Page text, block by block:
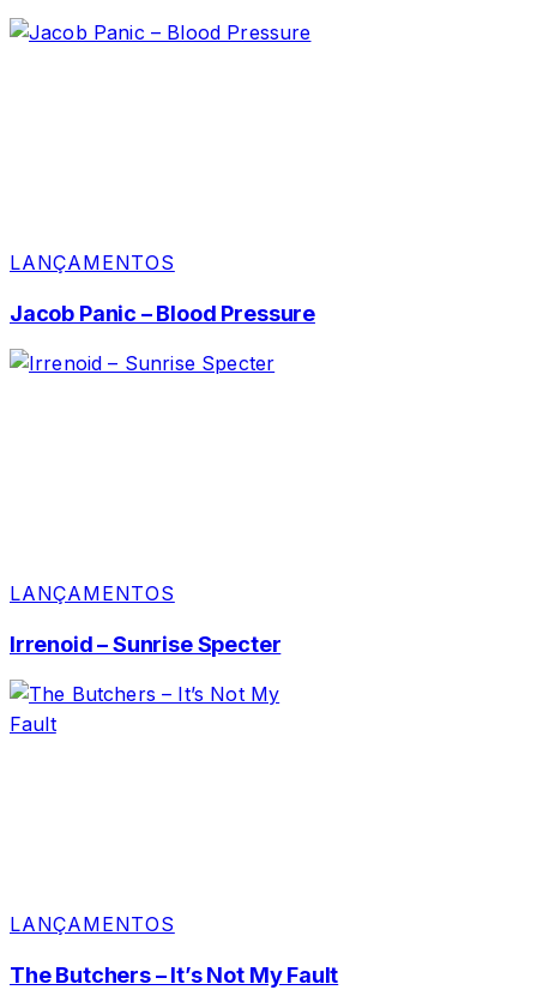
LANÇAMENTOS
Jacob Panic – Blood Pressure
LANÇAMENTOS
Irrenoid – Sunrise Specter
LANÇAMENTOS
The Butchers – It’s Not My Fault